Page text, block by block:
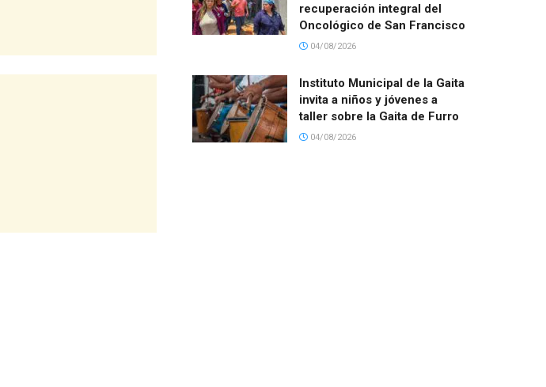
recuperación integral del
Oncológico de San Francisco
04/08/2026
Instituto Municipal de la Gaita
invita a niños y jóvenes a
taller sobre la Gaita de Furro
04/08/2026